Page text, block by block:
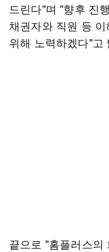
드린다"며 "향후 진
채권자와 직원 등
위해 노력하겠다"고
끝으로 "홈플러스의